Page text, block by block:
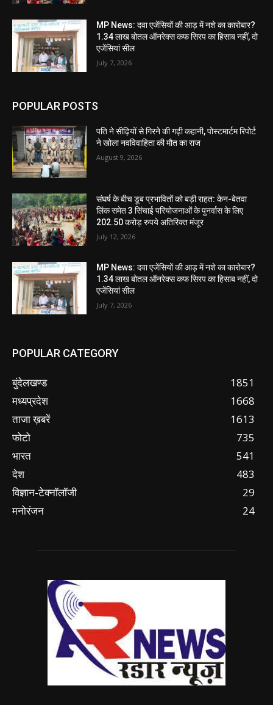
MP News: दवा एजेंसियों की आड़ में नशे का कारोबार?
1.34 लाख बोतल ऑनरेक्स कफ सिरप का हिसाब नहीं, दो
एजेंसियां सील
July 7, 2026
POPULAR POSTS
पति ने सीढ़ियों से गिरने की गढ़ी कहानी, पोस्टमार्टम रिपोर्ट
ने खोला नवविवाहिता की मौत का राज
August 9, 2026
संघर्ष के बीच डूब प्रभावितों को बड़ी राहत: केन-बेतवा
लिंक समेत 3 सिंचाई परियोजनाओं के पुनर्वास के लिए
202.50 करोड़ रुपये अतिरिक्त मंजूर
July 12, 2026
MP News: दवा एजेंसियों की आड़ में नशे का कारोबार?
1.34 लाख बोतल ऑनरेक्स कफ सिरप का हिसाब नहीं, दो
एजेंसियां सील
July 7, 2026
POPULAR CATEGORY
बुंदेलखण्ड
1851
मध्यप्रदेश
1668
ताजा ख़बरें
1613
फोटो
735
भारत
541
देश
483
विज्ञान-टेक्नॉलॉजी
29
मनोरंजन
24